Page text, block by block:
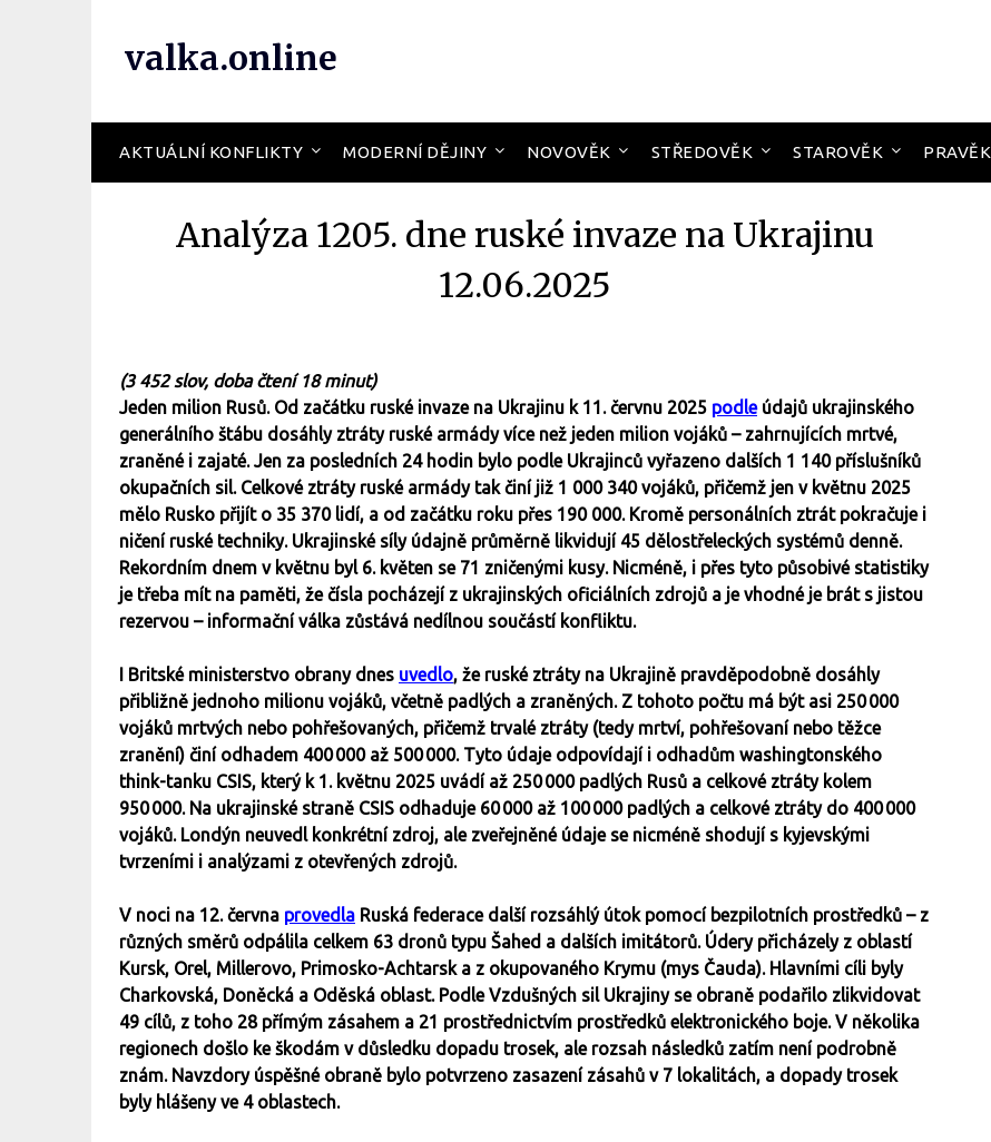
valka.online
AKTUÁLNÍ KONFLIKTY MODERNÍ DĚJINY NOVOVĚK STŘEDOVĚK STAROVĚK PRAVĚK
Analýza 1205. dne ruské invaze na Ukrajinu
12.06.2025
(3 452 slov, doba čtení 18 minut)
Jeden milion Rusů. Od začátku ruské invaze na Ukrajinu k 11. červnu 2025 podleúdajů ukrajinského
generálního štábu dosáhly ztráty ruské armády více než jeden milion vojáků – zahrnujících mrtvé,
zraněné i zajaté. Jen za posledních 24 hodin bylo podle Ukrajinců vyřazeno dalších 1 140 příslušníků
okupačních sil. Celkové ztráty ruské armády tak činí již 1 000 340 vojáků, přičemž jen v květnu 2025
mělo Rusko přijít o 35 370 lidí, a od začátku roku přes 190 000. Kromě personálních ztrát pokračuje i
ničení ruské techniky. Ukrajinské síly údajně průměrně likvidují 45 dělostřeleckých systémů denně.
Rekordním dnem v květnu byl 6. květen se 71 zničenými kusy. Nicméně, i přes tyto působivé statistiky
je třeba mít na paměti, že čísla pocházejí z ukrajinských oficiálních zdrojů a je vhodné je brát s jistou
rezervou – informační válka zůstává nedílnou součástí konfliktu.
I Britské ministerstvo obrany dnes uvedlo, že ruské ztráty na Ukrajině pravděpodobně dosáhly
přibližně jednoho milionu vojáků, včetně padlých a zraněných. Z tohoto počtu má být asi 250 000
vojáků mrtvých nebo pohřešovaných, přičemž trvalé ztráty (tedy mrtví, pohřešovaní nebo těžce
zranění) činí odhadem 400 000 až 500 000. Tyto údaje odpovídají i odhadům washingtonského
think-tanku CSIS, který k 1. květnu 2025 uvádí až 250 000 padlých Rusů a celkové ztráty kolem
950 000. Na ukrajinské straně CSIS odhaduje 60 000 až 100 000 padlých a celkové ztráty do 400 000
vojáků. Londýn neuvedl konkrétní zdroj, ale zveřejněné údaje se nicméně shodují s kyjevskými
tvrzeními i analýzami z otevřených zdrojů.
V noci na 12. června provedla Ruská federace další rozsáhlý útok pomocí bezpilotních prostředků – z
různých směrů odpálila celkem 63 dronů typu Šahed a dalších imitátorů. Údery přicházely z oblastí
Kursk, Orel, Millerovo, Primosko-Achtarsk a z okupovaného Krymu (mys Čauda). Hlavními cíli byly
Charkovská, Doněcká a Oděská oblast. Podle Vzdušných sil Ukrajiny se obraně podařilo zlikvidovat
49 cílů, z toho 28 přímým zásahem a 21 prostřednictvím prostředků elektronického boje. V několika
regionech došlo ke škodám v důsledku dopadu trosek, ale rozsah následků zatím není podrobně
znám. Navzdory úspěšné obraně bylo potvrzeno zasazení zásahů v 7 lokalitách, a dopady trosek
byly hlášeny ve 4 oblastech.